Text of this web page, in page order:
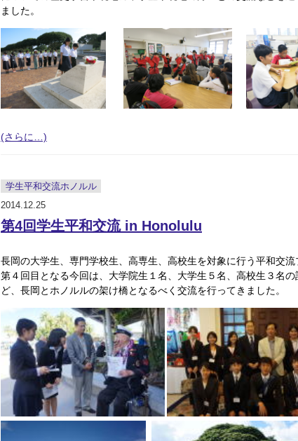
ました。
(さらに…)
学生平和交流ホノルル
2014.12.25
第4回学生平和交流 in Honolulu
長岡の大学生、専門学校生、高専生、高校生を対象に行う平和交
第４回目となる今回は、大学院生１名、大学生５名、高校生３名
ど、長岡とホノルルの架け橋となるべく交流を行ってきました。